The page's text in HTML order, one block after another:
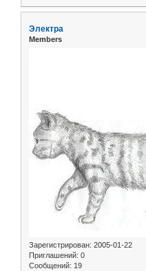
Электра
Members
Зарегистрирован: 2005-01-22
Приглашений: 0
Сообщений: 19